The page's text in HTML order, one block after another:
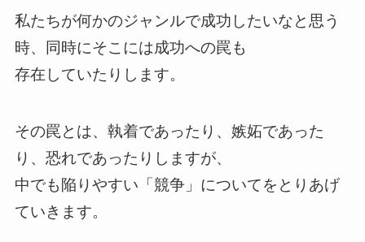
私たちが何かのジャンルで成功したいなと思う
時、同時にそこには成功への罠も
存在していたりします。
その罠とは、執着であったり、嫉妬であった
り、恐れであったりしますが、
中でも陥りやすい「競争」についてをとりあげ
ていきます。